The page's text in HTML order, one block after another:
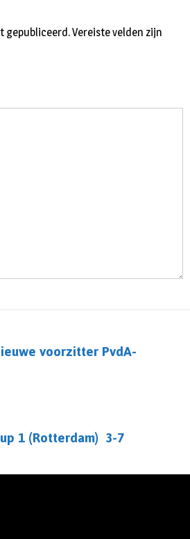
voorzitter PvdA-
1 (Rotterdam) 3-7
gepubliceerd.Vereiste velden zijn